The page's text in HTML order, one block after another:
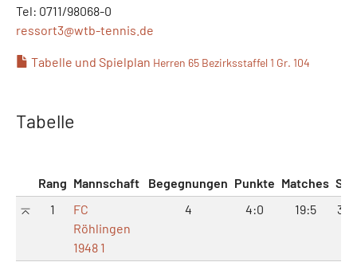
Tel: 0711/98068-0
ressort3@wtb-tennis.de
Tabelle und Spielplan Herren 65 Bezirksstaffel 1 Gr. 104
Tabelle
Rang Mannschaft Begegnungen Punkte Matches
1
FC
Röhlingen
1948 1
4 4:0 19:5